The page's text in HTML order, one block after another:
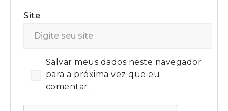
Site
Salvar meus dados neste navegador
para a próxima vez que eu
comentar.